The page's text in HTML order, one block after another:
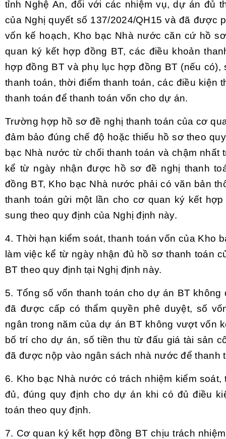
tỉnh Nghệ An, đối với các nhiệm vụ, dự án đủ
của Nghị quyết số 137/2024/QH15 và đã được
vốn kế hoạch, Kho bạc Nhà nước căn cứ hồ
quan ký kết hợp đồng BT, các điều khoản
hợp đồng BT và phụ lục hợp đồng BT (nếu có),
thanh toán, thời điểm thanh toán, các điều kiện
thanh toán để thanh toán vốn cho dự án.
Trường hợp hồ sơ đề nghị thanh toán của cơ
đảm bảo đúng chế độ hoặc thiếu hồ sơ theo
bạc Nhà nước từ chối thanh toán và chậm nhất
kể từ ngày nhận được hồ sơ đề nghị thanh
đồng BT, Kho bạc Nhà nước phải có văn bản
thanh toán gửi một lần cho cơ quan ký kết
sung theo quy định của Nghị định này.
4. Thời hạn kiểm soát, thanh toán vốn của Kho
làm việc kể từ ngày nhận đủ hồ sơ thanh toán
BT theo quy định tại Nghị định này.
5. Tổng số vốn thanh toán cho dự án BT
đã được cấp có thẩm quyền phê duyệt, số
ngân trong năm của dự án BT không vượt vốn
bố trí cho dự án, số tiền thu từ đấu giá tài sản
đã được nộp vào ngân sách nhà nước để thanh
6. Kho bạc Nhà nước có trách nhiệm kiểm
đủ, đúng quy định cho dự án khi có đủ điều
toán theo quy định.
7. Cơ quan ký kết hợp đồng BT chịu trách